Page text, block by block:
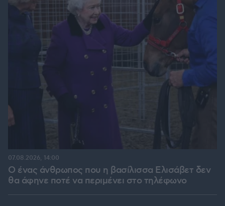
Ο ένας άνθρωπος που η βασίλισσα Ελισάβετ δεν
θα άφηνε ποτέ να περιμένει στο τηλέφωνο
07.08.2026, 14:00